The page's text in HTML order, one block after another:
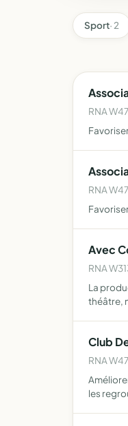
Sport· 2
RNA
RNA
Avec
RNA
La
théâtre,
Club
RNA
les